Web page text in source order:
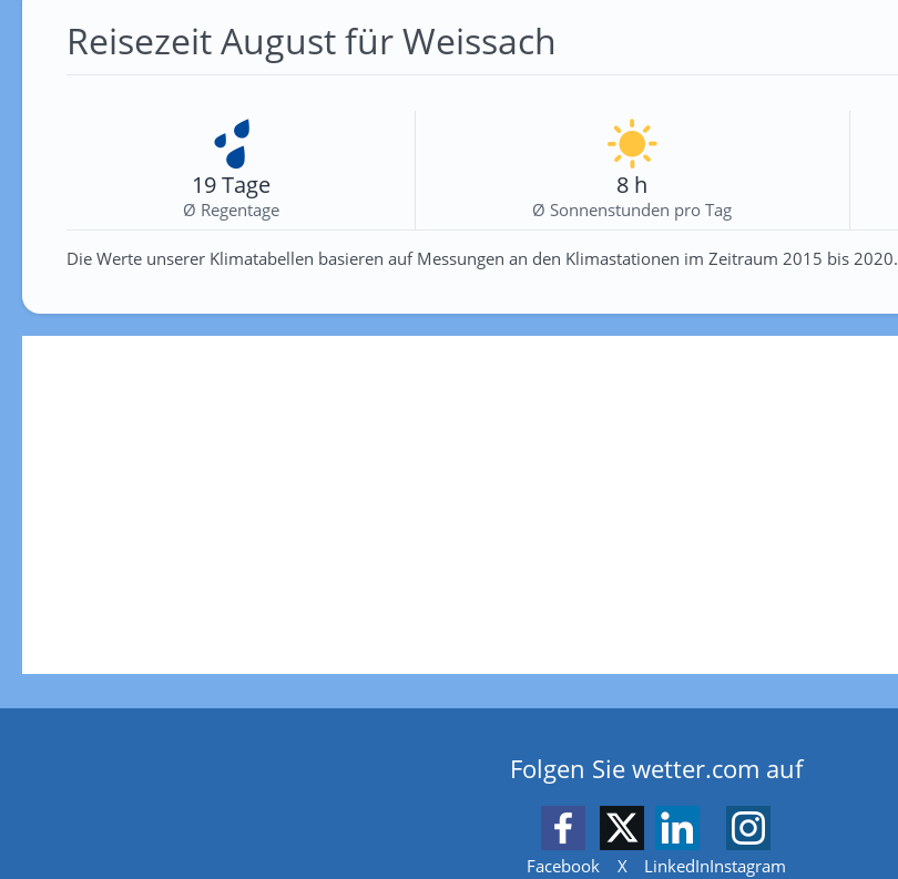
Reisezeit August für Weissach
19 Tage
Ø Regentage
8 h
Ø Sonnenstunden pro Tag
Die Werte unserer Klimatabellen basieren auf Messungen an den Klimastationen im Zeitraum 2015 bis 2020.
Folgen Sie wetter.com auf
Facebook X LinkedInInstagram